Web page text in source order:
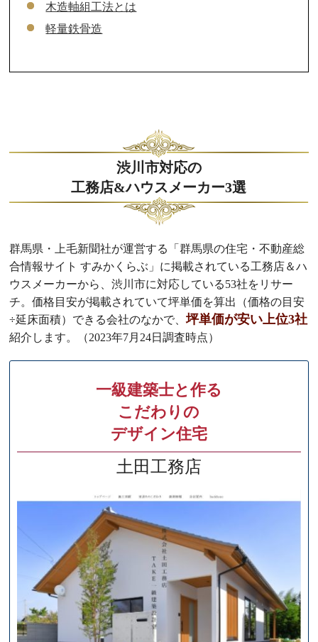
木造軸組工法とは
軽量鉄骨造
渋川市対応の
工務店&ハウスメーカー3選
群馬県・上毛新聞社が運営する「群馬県の住宅・不動産総
合情報サイト すみかくらぶ」に掲載されている工務店＆ハ
ウスメーカーから、渋川市に対応している53社をリサー
チ。価格目安が掲載されていて坪単価を算出（価格の目安
÷延床面積）できる会社のなかで、坪単価が安い上位3社
紹介します。（2023年7月24日調査時点）
一級建築士と作る
こだわりの
デザイン住宅
土田工務店